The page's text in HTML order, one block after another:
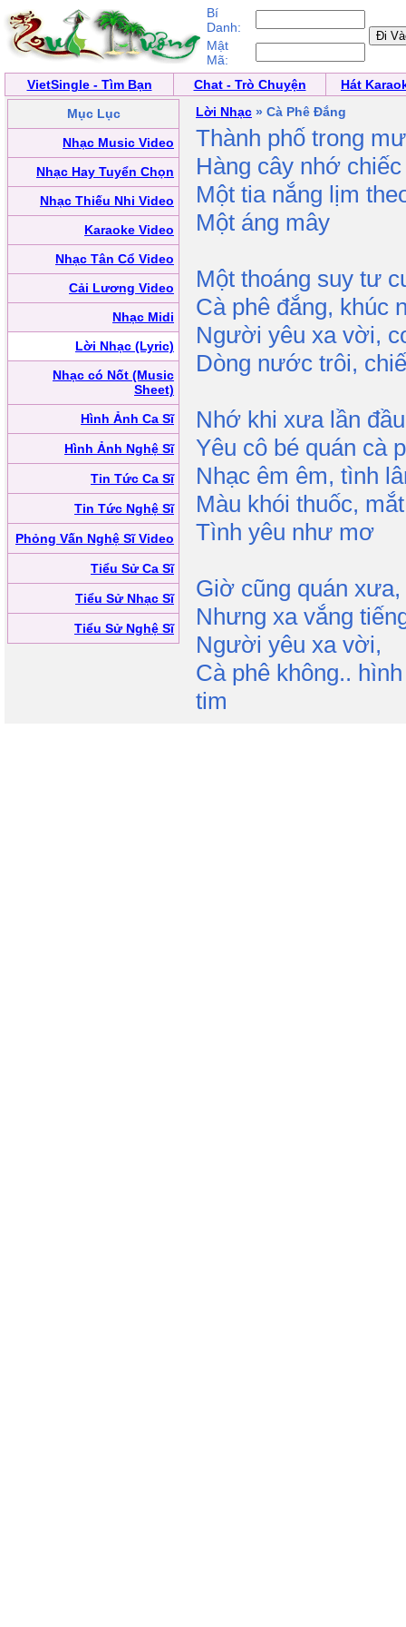
Bí
Danh:
Mật
Mã:
VietSingle - Tìm Bạn
Chat - Trò Chuyện
Hát
Mục Lục
Nhạc Music Video
Nhạc Hay Tuyển Chọn
Nhạc Thiếu Nhi Video
Karaoke Video
Nhạc Tân Cổ Video
Cải Lương Video
Nhạc Midi
Lời Nhạc (Lyric)
Nhạc có Nốt (Music
Sheet)
Hình Ảnh Ca Sĩ
Hình Ảnh Nghệ Sĩ
Tin Tức Ca Sĩ
Tin Tức Nghệ Sĩ
Phỏng Vấn Nghệ Sĩ Video
Tiểu Sử Ca Sĩ
Tiểu Sử Nhạc Sĩ
Tiểu Sử Nghệ Sĩ
Lời Nhạc » Cà Phê Đắng
Thành phố trong
Hàng cây nhớ
Một tia nắng lịm
Một áng mây
Một thoáng suy tư
Cà phê đắng, khúc
Người yêu xa vời,
Dòng nước trôi,
Nhớ khi xưa lần đầu
Yêu cô bé quán cà
Nhạc êm êm, tình
Màu khói thuốc,
Tình yêu như mơ
Giờ cũng quán
Nhưng xa vắng
Người yêu xa vời,
Cà phê không..
tim